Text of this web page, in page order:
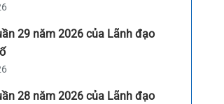
29 năm 2026 của Lãnh đạo
28 năm 2026 của Lãnh đạo